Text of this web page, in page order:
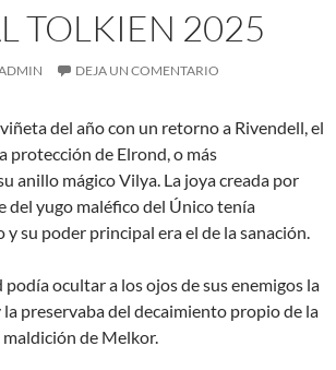
TOLKIEN 2025
DEJA UN COMENTARIO
del año con un retorno a Rivendell, el
protección de Elrond, o más
anillo mágico Vilya. La joya creada por
del yugo maléfico del Único tenía
y su poder principal era el de la sanación.
ocultar a los ojos de sus enemigos la
la preservaba del decaimiento propio de la
de Melkor.